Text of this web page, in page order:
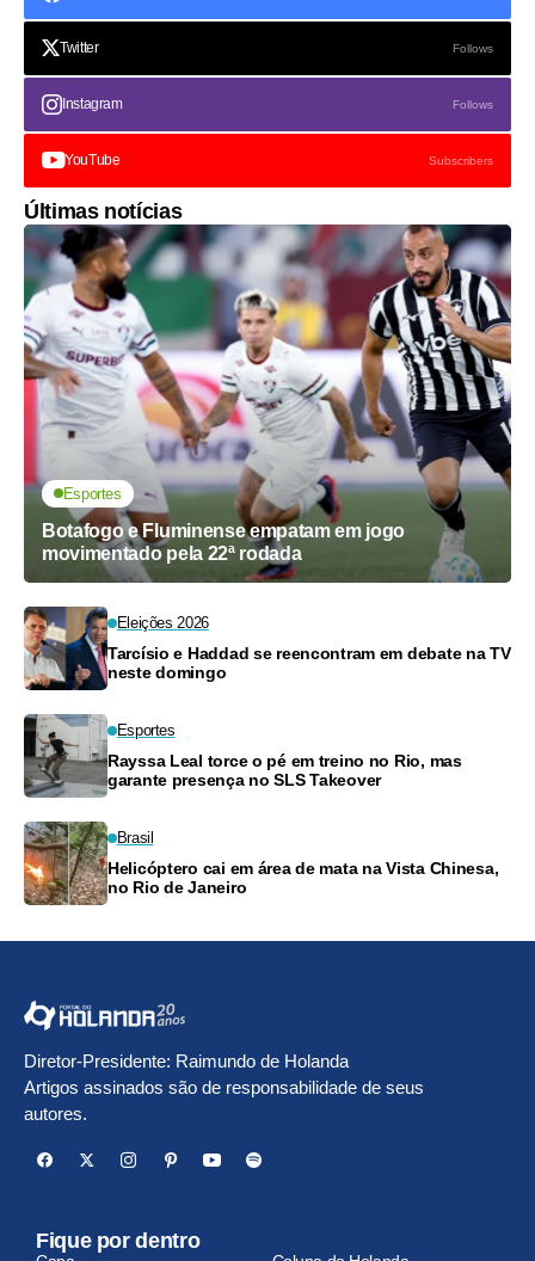
Twitter Follows
Instagram Follows
YouTube Subscribers
Últimas notícias
Esportes
Botafogo e Fluminense empatam em jogo
movimentado pela 22ª rodada
Eleições 2026
Tarcísio e Haddad se reencontram em debate na TV
neste domingo
Esportes
Rayssa Leal torce o pé em treino no Rio, mas
garante presença no SLS Takeover
Brasil
Helicóptero cai em área de mata na Vista Chinesa,
no Rio de Janeiro
Diretor-Presidente: Raimundo de Holanda
Artigos assinados são de responsabilidade de seus
autores.
Fique por dentro